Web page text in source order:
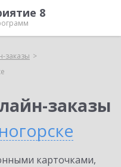
8
заказы
заказы
карточками,